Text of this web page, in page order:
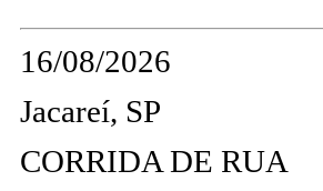
16/08/2026
Jacareí, SP
CORRIDA DE RUA